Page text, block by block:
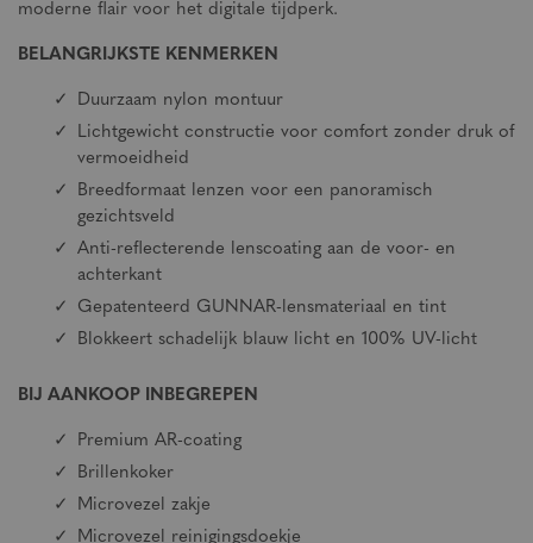
moderne flair voor het digitale tijdperk.
BELANGRIJKSTE KENMERKEN
Duurzaam nylon montuur
Lichtgewicht constructie voor comfort zonder druk of
vermoeidheid
Breedformaat lenzen voor een panoramisch
gezichtsveld
Anti-reflecterende lenscoating aan de voor- en
achterkant
Gepatenteerd GUNNAR-lensmateriaal en tint
Blokkeert schadelijk blauw licht en 100% UV-licht
BIJ AANKOOP INBEGREPEN
Premium AR-coating
Brillenkoker
Microvezel zakje
Microvezel reinigingsdoekje